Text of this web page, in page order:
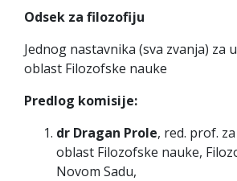
Odsek za filozofiju
Jednog nastavnika (sva zvanja) za
oblast Filozofske nauke
Predlog komisije:
dr Dragan Prole, red. prof.
oblast Filozofske nauke,
Novom Sadu,